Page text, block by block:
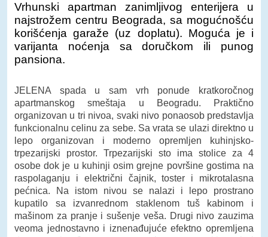
Vrhunski apartman zanimljivog enterijera u
najstrožem centru Beograda, sa mogućnošću
korišćenja garaže (uz doplatu). Moguća je i
varijanta noćenja sa doručkom ili punog
pansiona.
JELENA spada u sam vrh ponude kratkoročnog
apartmanskog smeštaja u Beogradu. Praktično
organizovan u tri nivoa, svaki nivo ponaosob predstavlja
funkcionalnu celinu za sebe. Sa vrata se ulazi direktno u
lepo organizovan i moderno opremljen kuhinjsko-
trpezarijski prostor. Trpezarijski sto ima stolice za 4
osobe dok je u kuhinji osim grejne površine gostima na
raspolaganju i električni čajnik, toster i mikrotalasna
pećnica. Na istom nivou se nalazi i lepo prostrano
kupatilo sa izvanrednom staklenom tuš kabinom i
mašinom za pranje i sušenje veša. Drugi nivo zauzima
veoma jednostavno i iznenađujuće efektno opremljena